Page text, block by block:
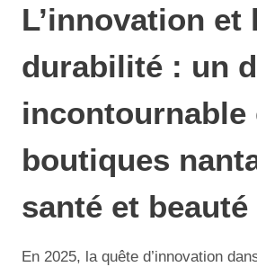
L’innovation et
durabilité : un
incontournable
boutiques
santé et beauté
En 2025, la quête d’innovation